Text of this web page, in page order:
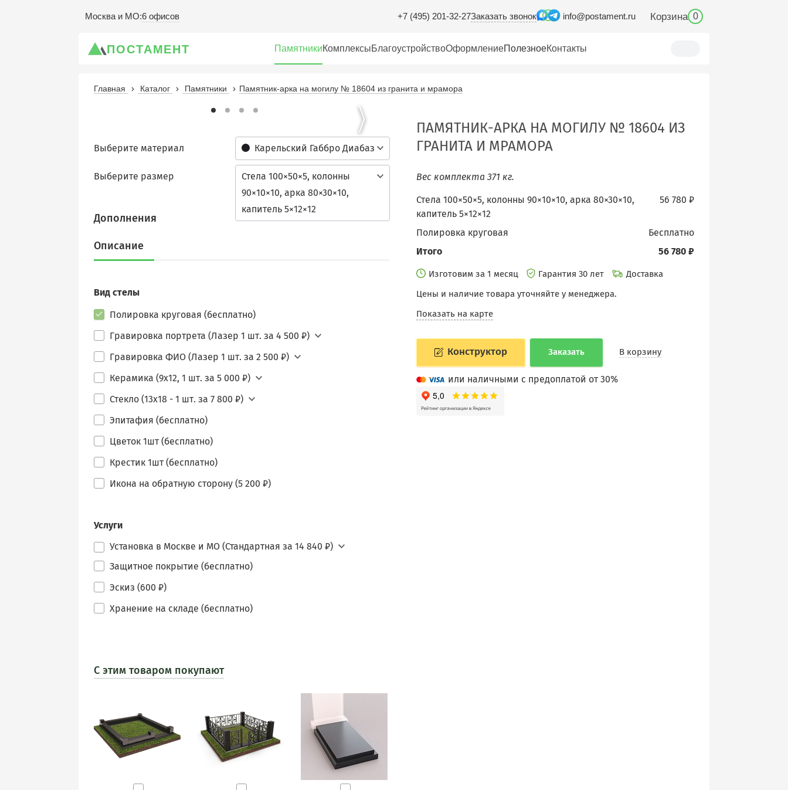
Москва и МО:6 офисов +7 (495) 201-32-27Заказать звонок info@postament.ru Корзина 0
ПОСТАМЕНТ ПамятникиКомплексыБлагоустройствоОформлениеПолезноеКонтакты
Главная Каталог Памятники Памятник-арка на могилу № 18604 из гранита и мрамора
Карельский Габбро Диабаз
Выберите материал
Стела 100×50×5, колонны
90×10×10, арка 80×30×10,
капитель 5×12×12
Выберите размер
Дополнения
Описание
Вид стелы
Полировка круговая (бесплатно)
Гравировка портрета (Лазер 1 шт. за 4 500 ₽)
Гравировка ФИО (Лазер 1 шт. за 2 500 ₽)
Керамика (9х12, 1 шт. за 5 000 ₽)
Стекло (13х18 - 1 шт. за 7 800 ₽)
Эпитафия (бесплатно)
Цветок 1шт (бесплатно)
Крестик 1шт (бесплатно)
Икона на обратную сторону (5 200 ₽)
Услуги
Установка в Москве и МО (Стандартная за 14 840 ₽)
Защитное покрытие (бесплатно)
Эскиз (600 ₽)
Хранение на складе (бесплатно)
С этим товаром покупают
ПАМЯТНИК-АРКА НА МОГИЛУ № 18604 ИЗ
ГРАНИТА И МРАМОРА
Вес комплекта 371 кг.
56 780 ₽
Стела 100×50×5, колонны 90×10×10, арка 80×30×10,
капитель 5×12×12
бесплатно
Полировка круговая
56 780 ₽
Итого
Изготовим за 1 месяц Гарантия 30 лет
Доставка
Цены и наличие товара уточняйте у менеджера.
Показать на карте
Конструктор Заказать В корзину
или наличными с предоплатой от 30%